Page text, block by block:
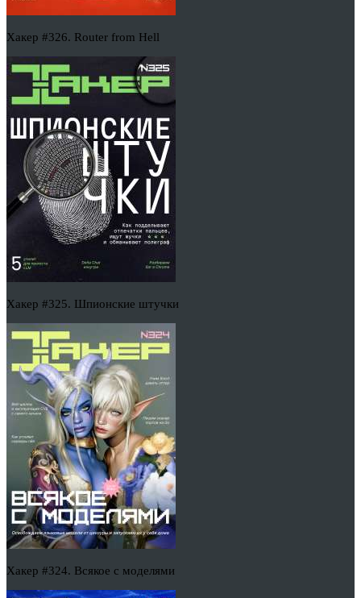
Хакер #326. Router from Hell
Хакер #325. Шпионские штучки
Хакер #324. Всякое с моделями